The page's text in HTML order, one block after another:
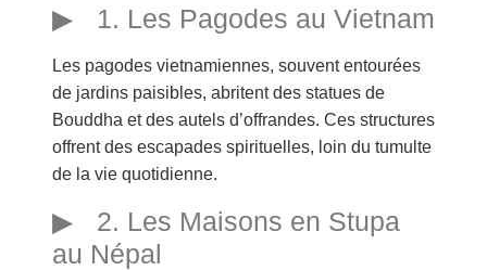
1. Les Pagodes au Vietnam
Les pagodes vietnamiennes, souvent entourées
de jardins paisibles, abritent des statues de
Bouddha et des autels d’offrandes. Ces structures
offrent des escapades spirituelles, loin du tumulte
de la vie quotidienne.
2. Les Maisons en Stupa
au Népal